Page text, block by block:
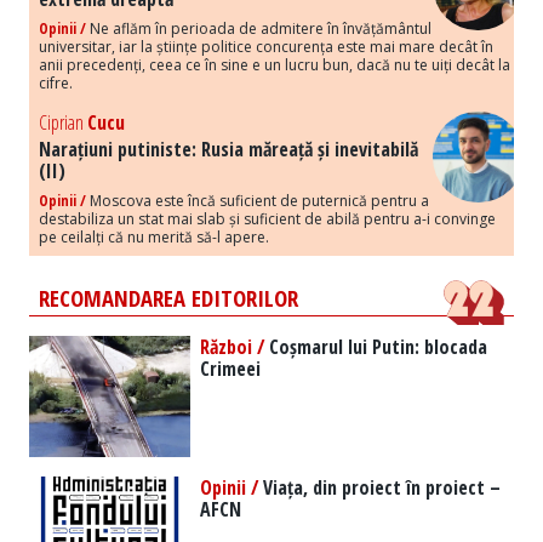
Opinii / Ne aflăm în perioada de admitere în învățământul
universitar, iar la științe politice concurența este mai mare decât în
anii precedenți, ceea ce în sine e un lucru bun, dacă nu te uiți decât la
cifre.
Ciprian Cucu
Narațiuni putiniste: Rusia măreață și inevitabilă
(II)
Opinii / Moscova este încă suficient de puternică pentru a
destabiliza un stat mai slab și suficient de abilă pentru a-i convinge
pe ceilalți că nu merită să-l apere.
RECOMANDAREA EDITORILOR
Război /Coșmarul lui Putin: blocada
Crimeei
Opinii /Viața, din proiect în proiect –
AFCN